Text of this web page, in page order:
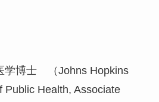
博士 （Johns Hopkins
Public Health, Associate